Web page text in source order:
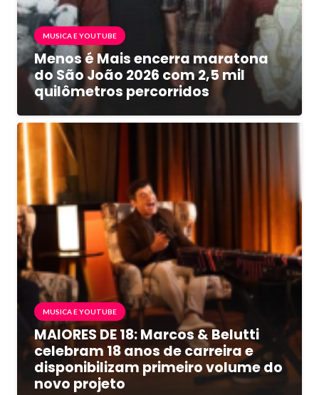
MUSICA E YOUTUBE
Menos é Mais encerra maratona
do São João 2026 com 2,5 mil
quilômetros percorridos
MUSICA E YOUTUBE
MAIORES DE 18: Marcos & Belutti
celebram 18 anos de carreira e
disponibilizam primeiro volume do
novo projeto